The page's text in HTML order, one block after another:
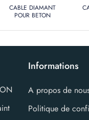
CABLE DIAMANT
POUR BETON
Informations
A propos de
Politique de